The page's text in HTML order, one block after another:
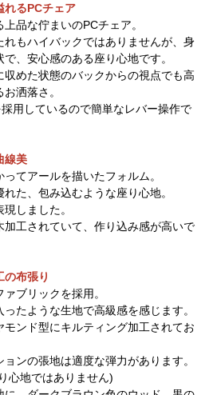
れるPCチェア
品な佇まいのPCチェア。
れもハイバックではありませんが、身
、安心感のある座り心地です。
めた状態のバックからの視点でも高
洒落さ。
用しているので簡単なレバー操作で
線美
てアールを描いたフォルム。
た、包み込むような座り心地。
しました。
工されていて、作り込み感が高いで
の布張り
ブリックを採用。
たような生地で高級感を感じます。
ンド型にキルティング加工されてお
ンの張地は適度な弾力があります。
心地ではありません)